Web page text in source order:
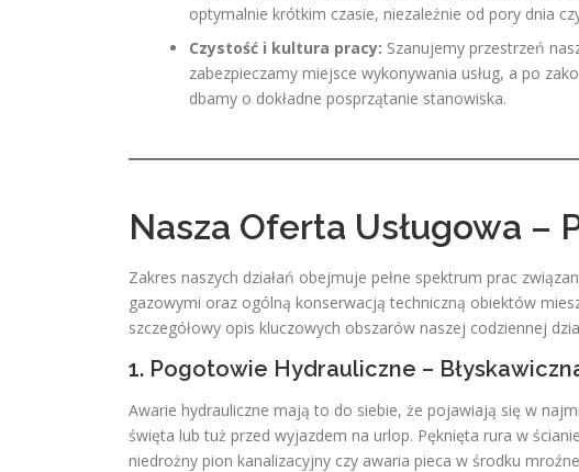
optymalnie krótkim czasie, niezależnie od pory dnia
Czystość i kultura pracy: Szanujemy przestrzeń
zabezpieczamy miejsce wykonywania usług, a po
dbamy o dokładne posprzątanie stanowiska.
Nasza Oferta Usługowa –
Zakres naszych działań obejmuje pełne spektrum prac
gazowymi oraz ogólną konserwacją techniczną obiektów
szczegółowy opis kluczowych obszarów naszej codziennej
1. Pogotowie Hydrauliczne –
Awarie hydrauliczne mają to do siebie, że pojawiają się w
święta lub tuż przed wyjazdem na urlop. Pęknięta rura w
niedrożny pion kanalizacyjny czy awaria pieca w środku